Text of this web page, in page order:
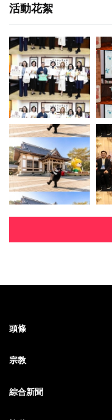
活動花絮
頭條
宗教
綜合新聞